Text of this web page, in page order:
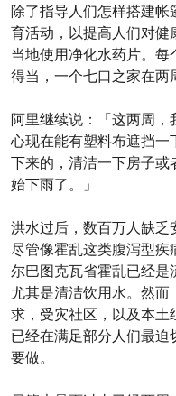
除了指导人们怎样搭建
育活动，以提高人们对
当地使用净化水药片。
得当，一个七口之家在两
阿里继续说：「这两周
心现在能有塑料布遮挡
下来的，清洁一下房子
始下雨了。」
洪水过后，数百万人缺乏
尽管像霍乱这类腹泻型
尔巴图克瓦省霍乱已经
尤其是清洁饮用水。然
求，受灾社区，以及本
已经在满足部分人们最
要做。